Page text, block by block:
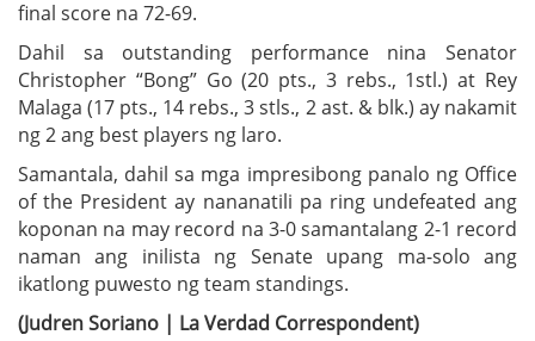
final score na 72-69.
Dahil sa outstanding performance nina Senator
Christopher “Bong” Go (20 pts., 3 rebs., 1stl.) at Rey
Malaga (17 pts., 14 rebs., 3 stls., 2 ast. & blk.) ay nakamit
ng 2 ang best players ng laro.
Samantala, dahil sa mga impresibong panalo ng Office
of the President ay nananatili pa ring undefeated ang
koponan na may record na 3-0 samantalang 2-1 record
naman ang inilista ng Senate upang ma-solo ang
ikatlong puwesto ng team standings.
(Judren Soriano | La Verdad Correspondent)